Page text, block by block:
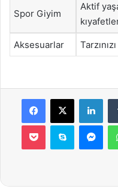
Spor Giyim
Aktif
Aksesuarlar
Facebook
X
Pocket Skype